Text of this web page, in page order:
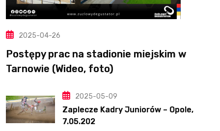
2025-04-26
Postępy prac na stadionie miejskim w
Tarnowie (Wideo, foto)
2025-05-09
Zaplecze Kadry Juniorów – Opole,
7.05.202